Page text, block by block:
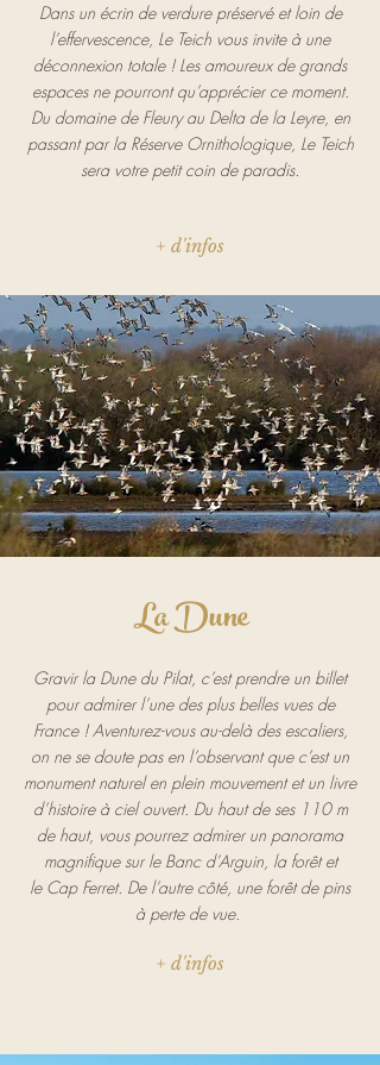
Dans un écrin de verdure préservé et loin de
l’effervescence, Le Teich vous invite à une
déconnexion totale ! Les amoureux de grands
espaces ne pourront qu’apprécier ce moment.
Du domaine de Fleury au Delta de la Leyre, en
passant par la Réserve Ornithologique, Le Teich
sera votre petit coin de paradis.
+ d'infos
La Dune
Gravir la Dune du Pilat, c’est prendre un billet
pour admirer l’une des plus belles vues de
France ! Aventurez-vous au-delà des escaliers,
on ne se doute pas en l’observant que c’est un
monument naturel en plein mouvement et un livre
d’histoire à ciel ouvert. Du haut de ses 110 m
de haut, vous pourrez admirer un panorama
magnifique sur le Banc d’Arguin, la forêt et
le Cap Ferret. De l’autre côté, une forêt de pins
à perte de vue.
+ d'infos